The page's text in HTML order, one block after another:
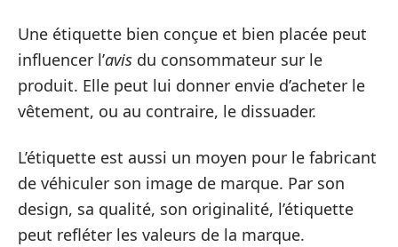
Une étiquette bien conçue et bien placée peut
influencer l’avis du consommateur sur le
produit. Elle peut lui donner envie d’acheter le
vêtement, ou au contraire, le dissuader.
L’étiquette est aussi un moyen pour le fabricant
de véhiculer son image de marque. Par son
design, sa qualité, son originalité, l’étiquette
peut refléter les valeurs de la marque.